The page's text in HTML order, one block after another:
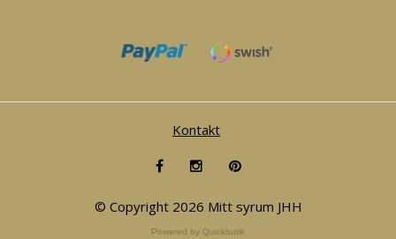
Kontakt
© Copyright 2026 Mitt syrum JHH
Powered by Quickbutik